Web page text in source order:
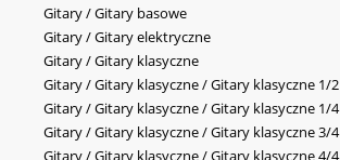
Gitary / Gitary basowe
Gitary / Gitary elektryczne
Gitary / Gitary klasyczne
Gitary / Gitary klasyczne / Gitary klasyczne 1/2
Gitary / Gitary klasyczne / Gitary klasyczne 1/4
Gitary / Gitary klasyczne / Gitary klasyczne 3/4
Gitary / Gitary klasyczne / Gitary klasyczne 4/4